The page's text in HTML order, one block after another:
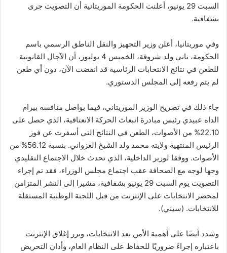
السبت 29 يونيو، أعلنت الحكومة الموريتانية أن التصويت جرى
بشفافية.
وفي موريتانيا، أعلن وزير التجهيز والنقل الناطق الرسمي باسم
الحكومة، ناني ولد شروقة، الخميس 4 يوليوز، أن الآجال القانونية
للطعن في نتائج الانتخابات الرئاسية قد انقضت الآن، دون أي طعن
لم يتم رفعه إلى المجلس الدستوري.
جاء ذلك في تصريح الوزير الموريتاني، فيما يواصل منافسه بيرام
الداه عبيدي رئيس مبادرة انبعاث الحركة الانعتاقية، الذي حصل على
22.10% من الأصوات، الطعن في النتائج التي أسفرت عن فوز
الرئيس المنتهية ولايته محمد ولد الشيخ الغزواني. بنسبة 56.12% من
الأصوات. ووفقا لوزير الداخلية، الذي تحدث خلال الاجتماع التقليدي
وجها لوجه مع الصحافة عقب اجتماع مجلس الوزراء، فقد تم إجراء
التصويت يوم السبت 29 يونيو بشفافية، مشيرا إلى النشر المتزامن
لمحضر الانتخابات على الإنترنت من قبل اللجنة الوطنية المستقلة
للانتخابات. (سيني).
وشدد أيضًا على أهمية الأمن بعد الانتخابات، وبرر إغلاق الإنترنت
باعتباره إجراءً ضروريًا للحفاظ على النظام العام، وأدان التحريض